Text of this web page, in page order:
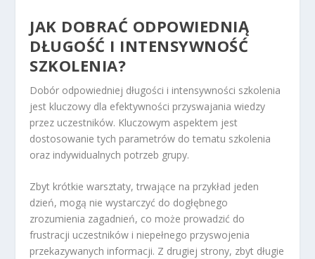
JAK DOBRAĆ ODPOWIEDNIĄ
DŁUGOŚĆ I INTENSYWNOŚĆ
SZKOLENIA?
Dobór odpowiedniej długości i intensywności szkolenia
jest kluczowy dla efektywności przyswajania wiedzy
przez uczestników. Kluczowym aspektem jest
dostosowanie tych parametrów do tematu szkolenia
oraz indywidualnych potrzeb grupy.
Zbyt krótkie warsztaty, trwające na przykład jeden
dzień, mogą nie wystarczyć do dogłębnego
zrozumienia zagadnień, co może prowadzić do
frustracji uczestników i niepełnego przyswojenia
przekazywanych informacji. Z drugiej strony, zbyt długie